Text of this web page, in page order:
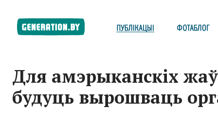
Для амэрыканскіх
будуць вырошваць